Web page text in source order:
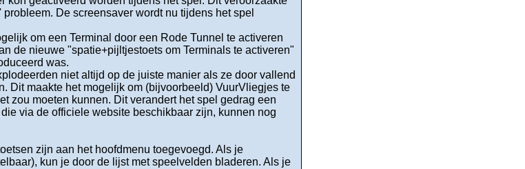
De screensaver wordt nu tijdens het spel
om een Terminal door een Rode Tunnel te activeren
de nieuwe "spatie+pijltjestoets om Terminals te activeren"
was.
niet altijd op de juiste manier als ze door vallend
Dit maakte het mogelijk om (bijvoorbeeld) VuurVliegjes te
zou moeten kunnen. Dit verandert het spel gedrag een
via de officiele website beschikbaar zijn, kunnen nog
zijn aan het hoofdmenu toegevoegd. Als je
kun je door de lijst met speelvelden bladeren. Als je